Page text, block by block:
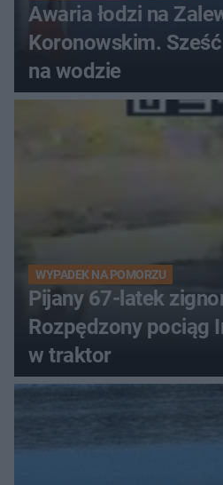
Awaria łodzi na
Koronowskim.
na wodzie
WYPADEK NA POMORZU
Pijany 67-latek
Rozpędzony pociąg
w traktor